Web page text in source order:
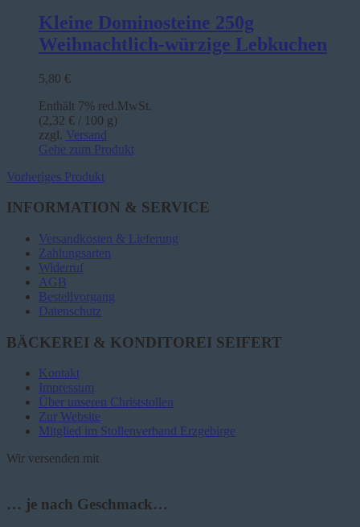
Kleine Dominosteine 250g
Weihnachtlich-würzige Lebkuchen
5,80 €
Enthält 7% red.MwSt.
(2,32 € / 100 g)
zzgl. Versand
Gehe zum Produkt
Vorheriges Produkt
INFORMATION & SERVICE
Versandkosten & Lieferung
Zahlungsarten
Widerruf
AGB
Bestellvorgang
Datenschutz
BÄCKEREI & KONDITOREI SEIFERT
Kontakt
Impressum
Über unseren Christstollen
Zur Website
Mitglied im Stollenverband Erzgebirge
Wir versenden mit
… je nach Geschmack…